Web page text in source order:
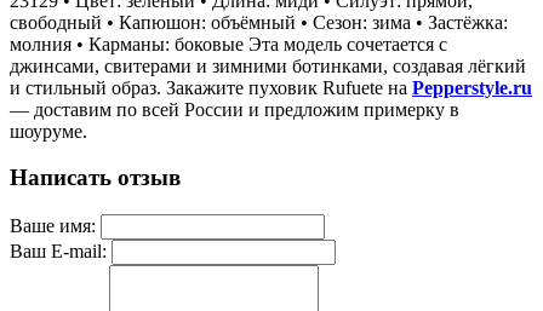
свободный • Капюшон: объёмный • Сезон: зима • Застёжка:
молния • Карманы: боковые Эта модель сочетается с
джинсами, свитерами и зимними ботинками, создавая лёгкий
и стильный образ. Закажите пуховик Rufuete на Pepperstyle.ru
— доставим по всей России и предложим примерку в
шоуруме.
Написать отзыв
Ваше имя:
Ваш E-mail: